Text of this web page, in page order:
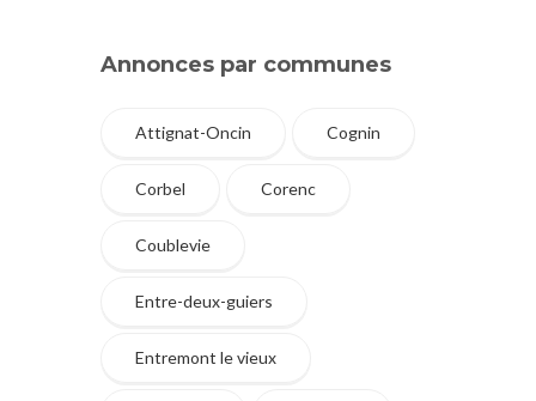
Annonces par communes
Attignat-Oncin Cognin
Corbel Corenc
Coublevie
Entre-deux-guiers
Entremont le vieux